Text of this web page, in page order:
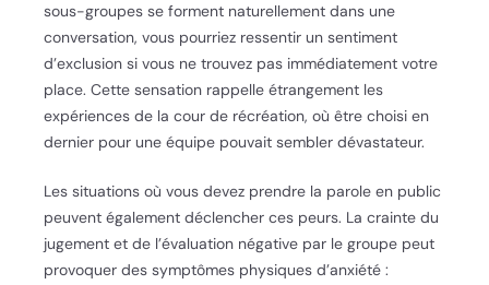
sous-groupes se forment naturellement dans une
conversation, vous pourriez ressentir un sentiment
d’exclusion si vous ne trouvez pas immédiatement votre
place. Cette sensation rappelle étrangement les
expériences de la cour de récréation, où être choisi en
dernier pour une équipe pouvait sembler dévastateur.
Les situations où vous devez prendre la parole en public
peuvent également déclencher ces peurs. La crainte du
jugement et de l’évaluation négative par le groupe peut
provoquer des symptômes physiques d’anxiété :